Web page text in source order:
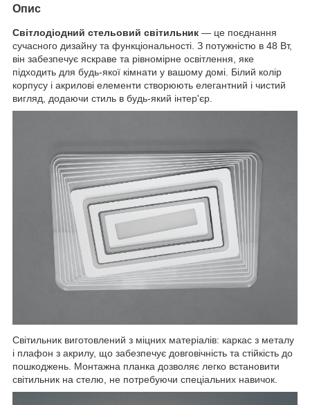
Опис
Світлодіодний стельовий світильник — це поєднання
сучасного дизайну та функціональності. З потужністю в 48 Вт,
він забезпечує яскраве та рівномірне освітлення, яке
підходить для будь-якої кімнати у вашому домі. Білий колір
корпусу і акрилові елементи створюють елегантний і чистий
вигляд, додаючи стиль в будь-який інтер'єр.
Світильник виготовлений з міцних матеріалів: каркас з металу
і плафон з акрилу, що забезпечує довговічність та стійкість до
пошкоджень. Монтажна планка дозволяє легко встановити
світильник на стелю, не потребуючи спеціальних навичок.